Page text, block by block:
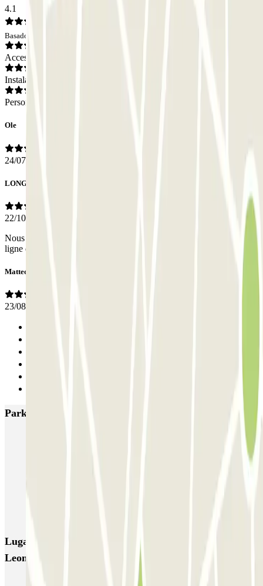
4.1
Basado en 11 opiniones
Acceso
Instalaciones
Personal
Ole
24/07/2026
LONGEPE
22/10/2025
Nous n'avons pas eu de contact avec le personnel, tout s'est fait en
ligne donc rien à redire, parfait.
Matteo
23/08/2025
Parkings más valorados en Ámsterdam
VALET - Hotel Swissotel
Lugares y eventos interesantes cerca de Parkbee
Leonardo Hotel Rembrandtpark
Parking Museo Van Gogh (Ámsterdam)